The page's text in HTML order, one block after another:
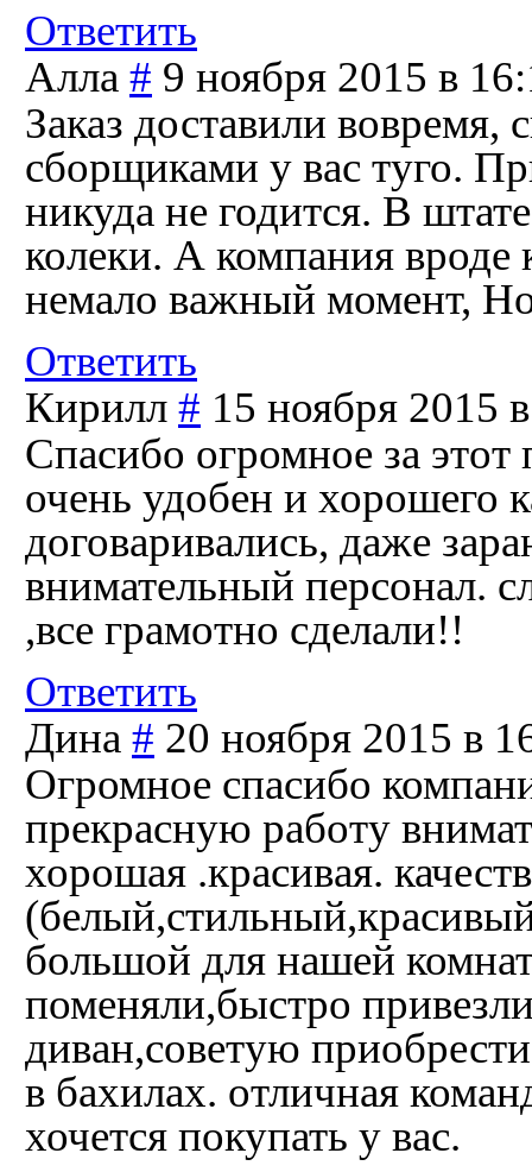
Ответить
Алла # 9 ноября 2015 в
Заказ доставили
сборщиками у вас туго.
никуда не годится. В
колеки. А компания вроде
немало важный момент,
Ответить
Кирилл # 15 ноября 2015
Спасибо огромное за
очень удобен и хорошего
договаривались, даже
внимательный персонал.
,все грамотно сделали!!
Ответить
Дина # 20 ноября 2015 в
Огромное спасибо
прекрасную работу
хорошая .красивая.
большой для нашей
поменяли,быстро
диван,советую
в бахилах. отличная
хочется покупать у вас.